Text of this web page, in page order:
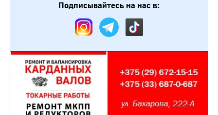
Подписывайтесь на нас в: